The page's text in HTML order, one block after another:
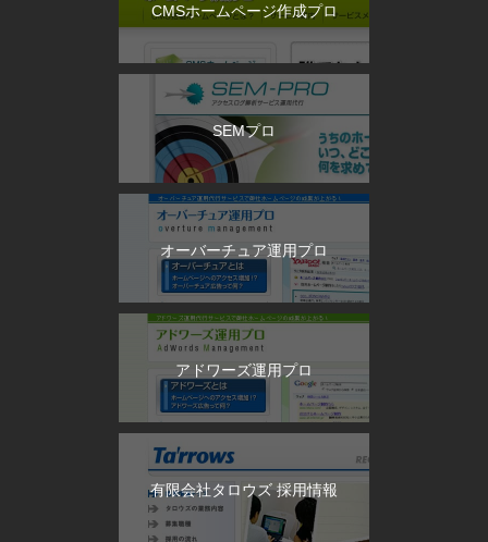
CMSホームページ作成プロ
SEMプロ
オーバーチュア運用プロ
アドワーズ運用プロ
有限会社タロウズ 採用情報